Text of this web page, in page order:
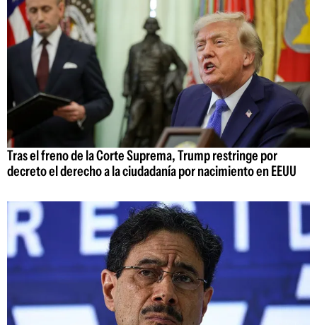
Tras el freno de la Corte Suprema, Trump restringe por
decreto el derecho a la ciudadanía por nacimiento en EEUU